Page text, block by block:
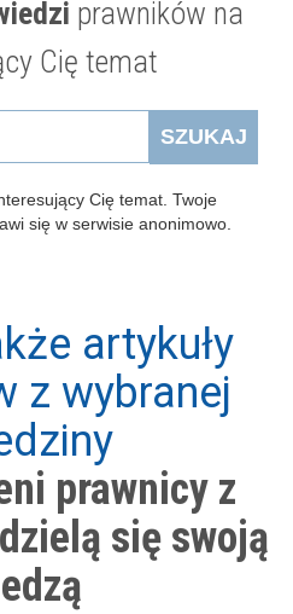
prawników na
Cię temat
SZUKAJ
Cię temat. Twoje
się w serwisie anonimowo.
artykuły
z wybranej
prawnicy z
się swoją